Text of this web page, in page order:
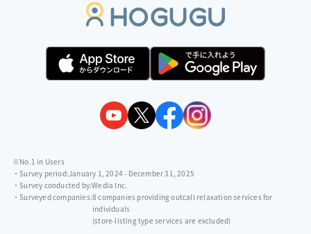
※No.1 in Users
・Survey period:January 1, 2024 - December 31, 2025
・Survey conducted by:Wedia Inc.
・Surveyed companies:8 companies providing outcall relaxation services for
individuals
(store-listing type services are excluded)